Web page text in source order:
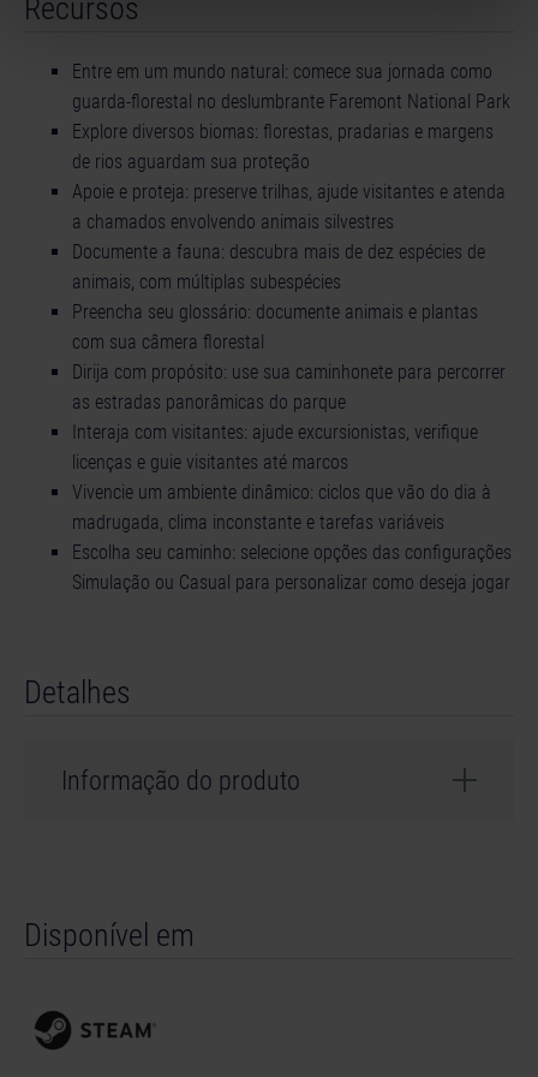
Recursos
Entre em um mundo natural: comece sua jornada como
guarda-florestal no deslumbrante Faremont National Park
Explore diversos biomas: florestas, pradarias e margens
de rios aguardam sua proteção
Apoie e proteja: preserve trilhas, ajude visitantes e atenda
a chamados envolvendo animais silvestres
Documente a fauna: descubra mais de dez espécies de
animais, com múltiplas subespécies
Preencha seu glossário: documente animais e plantas
com sua câmera florestal
Dirija com propósito: use sua caminhonete para percorrer
as estradas panorâmicas do parque
Interaja com visitantes: ajude excursionistas, verifique
licenças e guie visitantes até marcos
Vivencie um ambiente dinâmico: ciclos que vão do dia à
madrugada, clima inconstante e tarefas variáveis
Escolha seu caminho: selecione opções das configurações
Simulação ou Casual para personalizar como deseja jogar
Detalhes
Informação do produto
© 2025 astragon Entertainment GmbH. Published and
brand of GRIP Digital, s.r.o.. Ranger’s Path, astragon,
astragon Entertainment and its logos are trademarks
Disponível em